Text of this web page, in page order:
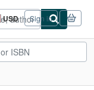
USD
Site
shopping
preferences
Sign in